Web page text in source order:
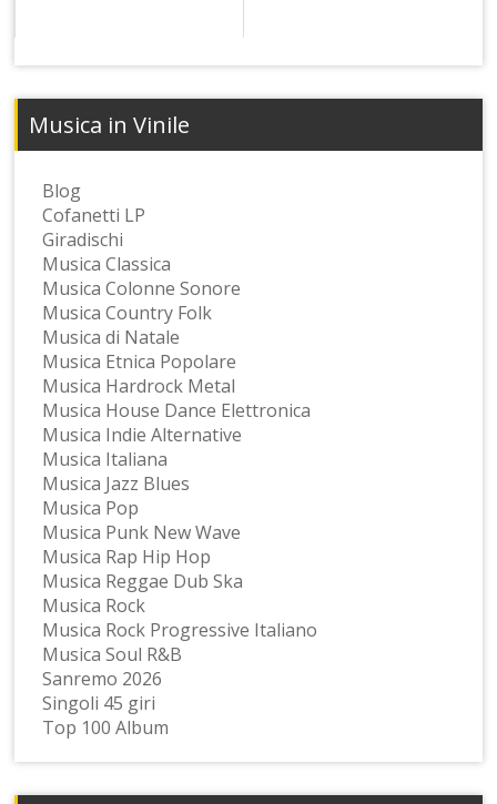
Musica in Vinile
Blog
Cofanetti LP
Giradischi
Musica Classica
Musica Colonne Sonore
Musica Country Folk
Musica di Natale
Musica Etnica Popolare
Musica Hardrock Metal
Musica House Dance Elettronica
Musica Indie Alternative
Musica Italiana
Musica Jazz Blues
Musica Pop
Musica Punk New Wave
Musica Rap Hip Hop
Musica Reggae Dub Ska
Musica Rock
Musica Rock Progressive Italiano
Musica Soul R&B
Sanremo 2026
Singoli 45 giri
Top 100 Album